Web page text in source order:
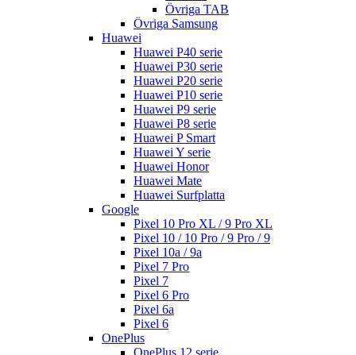
Övriga TAB
Övriga Samsung
Huawei
Huawei P40 serie
Huawei P30 serie
Huawei P20 serie
Huawei P10 serie
Huawei P9 serie
Huawei P8 serie
Huawei P Smart
Huawei Y serie
Huawei Honor
Huawei Mate
Huawei Surfplatta
Google
Pixel 10 Pro XL / 9 Pro XL
Pixel 10 / 10 Pro / 9 Pro / 9
Pixel 10a / 9a
Pixel 7 Pro
Pixel 7
Pixel 6 Pro
Pixel 6a
Pixel 6
OnePlus
OnePlus 12 serie